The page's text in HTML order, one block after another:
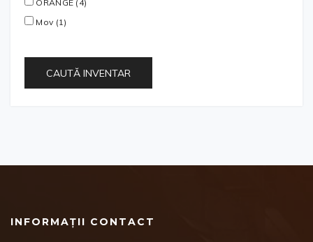
ORANGE (4)
Mov (1)
CAUTĂ INVENTAR
INFORMAȚII CONTACT